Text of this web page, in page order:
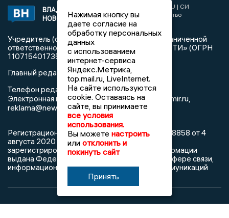
ВЛАДИМИРСКИЕ
НОВОСТИ
2017 © NEWSVLADIMIR.RU | СИ
«Информационное агентство
Владимирские новости»
Учредитель (соучредители): Общество с ограниченной
ответственностью «РЕГИОНАЛЬНЫЕ НОВОСТИ» (ОГРН
1107154017354)
Главный редактор: Мазов С. А.
Телефон редакции:8 (4922) 666916
Электронная почта редакции:info@newsvladimir.ru,
reklama@newsvladimir.ru
Регистрационный номер: серия Эл № ФС77-78858 от 4
августа 2020 г. согласно выписке из реестра
зарегистрированных средств массовой информации
выдана Федеральной службой по надзору в сфере связи,
информационных технологий и массовых коммуникаций
Нажимая кнопку вы
даете согласие на
обработку персональных
данных
с использованием
интернет-сервиса
Яндекс.Метрика,
top.mail.ru, LiveInternet.
На сайте используются
cookie. Оставаясь на
сайте, вы принимаете
все условия
использования.
Вы можете настроить
или отклонить и
покинуть сайт
Принять